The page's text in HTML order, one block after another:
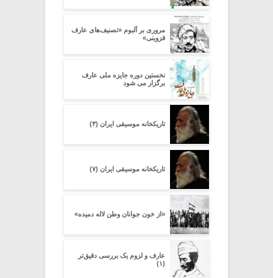
مروری بر آلبوم «تصنیف‌های عارف
قزوینی»
نخستین دوره جایزه ملی عارف
برگزار می شود
تاریکخانه موسیقی ایران (۳)
تاریکخانه موسیقی ایران (۷)
«از خون جوانان وطن لاله دمیده»
عارف و لزوم یک بررسی دقیق‌تر
(۱)